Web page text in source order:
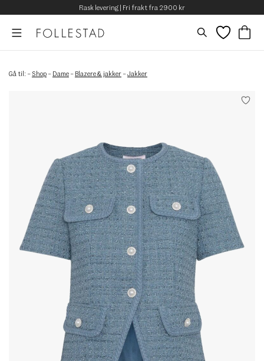
Rask levering | Fri frakt fra 2900 kr
Gå til: – Shop – Dame – Blazere & jakker –Jakker